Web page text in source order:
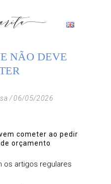
NÃO DEVE
06/05/2026
cometer ao pedir
orçamento
os artigos regulares